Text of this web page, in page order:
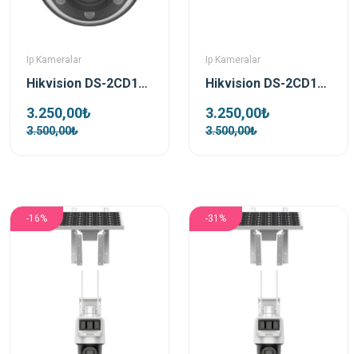
Ip Kameralar
Hikvision DS-2CD1723G2-LIZSU 2 Mp 2.8-12 Mm Motorize Dual Light Dome Ip Kamera
3.250,00₺
3.500,00₺
Ip Kameralar
Hikvision DS-2CD1623G2-LIZSU 2 Mp 2.8-12 Mm Motorize Dual Light Bullet Ip Kamera
3.250,00₺
3.500,00₺
-16% -31%